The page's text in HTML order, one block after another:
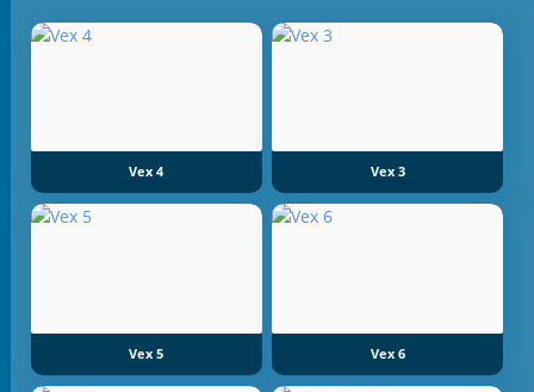
Vex 4 Vex 3
Vex 5 Vex 6